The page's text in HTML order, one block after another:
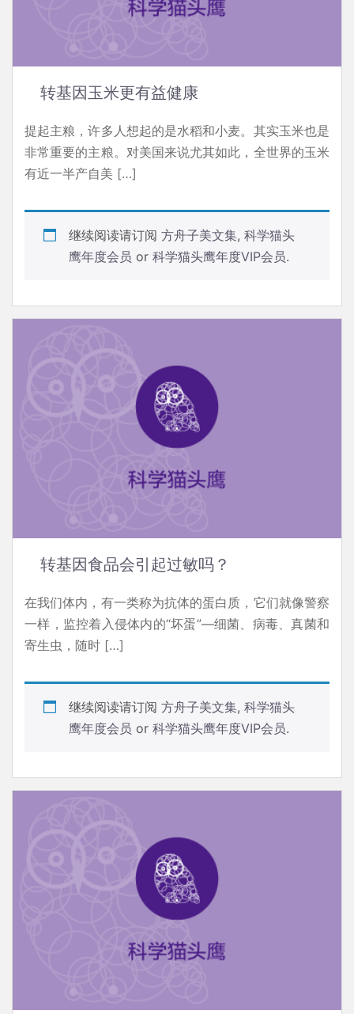
转基因玉米更有益健康
提起主粮，许多人想起的是水稻和小麦。其实玉米也是
非常重要的主粮。对美国来说尤其如此，全世界的玉米
有近一半产自美 […]
继续阅读请订阅 方舟子美文集, 科学猫头
鹰年度会员 or 科学猫头鹰年度VIP会员.
转基因食品会引起过敏吗？
在我们体内，有一类称为抗体的蛋白质，它们就像警察
一样，监控着入侵体内的“坏蛋”—细菌、病毒、真菌和
寄生虫，随时 […]
继续阅读请订阅 方舟子美文集, 科学猫头
鹰年度会员 or 科学猫头鹰年度VIP会员.